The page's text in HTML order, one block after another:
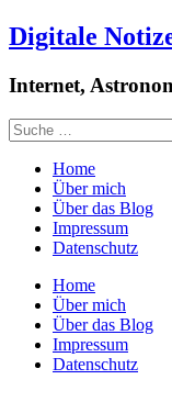
Digitale
Internet,
Home
Über mich
Über das Blog
Impressum
Datenschutz
Home
Über mich
Über das Blog
Impressum
Datenschutz